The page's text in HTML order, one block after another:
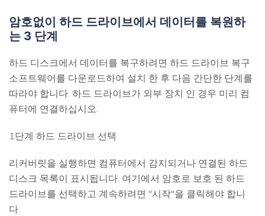
암호없이 하드 드라이브에서 데이터를 복원하
는 3 단계
하드 디스크에서 데이터를 복구하려면 하드 드라이브 복구
소프트웨어를 다운로드하여 설치 한 후 다음 간단한 단계를
따라야 합니다. 하드 드라이브가 외부 장치 인 경우 미리 컴
퓨터에 연결하십시오.
1단계 하드 드라이브 선택
리커버릿을 실행하면 컴퓨터에서 감지되거나 연결된 하드
디스크 목록이 표시됩니다. 여기에서 암호로 보호 된 하드
드라이브를 선택하고 계속하려면 "시작"을 클릭해야 합니
다.